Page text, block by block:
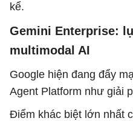
kể.
Gemini Enterprise:
multimodal AI
Google hiện đang đẩy
Agent Platform như giải
Điểm khác biệt lớn nhất